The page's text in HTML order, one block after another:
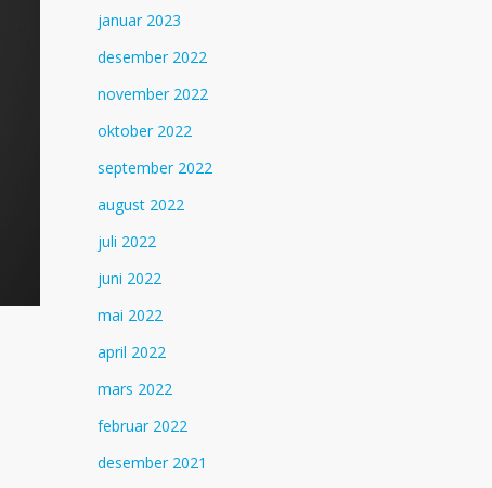
januar 2023
desember 2022
november 2022
oktober 2022
september 2022
august 2022
juli 2022
juni 2022
mai 2022
april 2022
mars 2022
februar 2022
desember 2021